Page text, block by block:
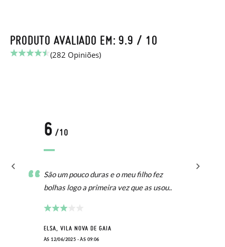
PRODUTO AVALIADO EM: 9.9 / 10
(282 Opiniões)
6 /10
São um pouco duras e o meu filho fez
bolhas logo a primeira vez que as usou..
ELSA, VILA NOVA DE GAIA
ÀS 12/06/2025 - ÀS 09:06